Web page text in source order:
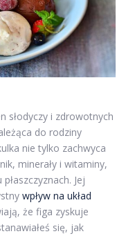
słodyczy i zdrowotnych
do rodziny
nie tylko zachwyca
minerały i witaminy,
Jej
wpływ na układ
że figa zyskuje
się, jak